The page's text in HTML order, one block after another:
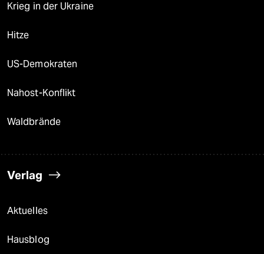
Krieg in der Ukraine
Hitze
US-Demokraten
Nahost-Konflikt
Waldbrände
Verlag
Aktuelles
Hausblog